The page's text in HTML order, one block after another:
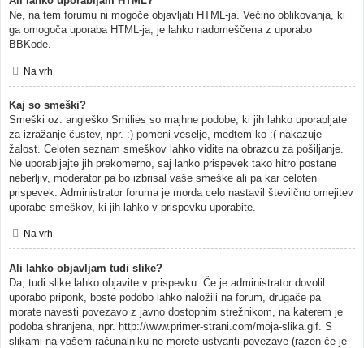
Ne, na tem forumu ni mogoče objavljati HTML-ja. Večino oblikovanja, ki
ga omogoča uporaba HTML-ja, je lahko nadomeščena z uporabo
BBKode.
Na vrh
Kaj so smeški?
Smeški oz. angleško Smilies so majhne podobe, ki jih lahko uporabljate
za izražanje čustev, npr. :) pomeni veselje, medtem ko :( nakazuje
žalost. Celoten seznam smeškov lahko vidite na obrazcu za pošiljanje.
Ne uporabljajte jih prekomerno, saj lahko prispevek tako hitro postane
neberljiv, moderator pa bo izbrisal vaše smeške ali pa kar celoten
prispevek. Administrator foruma je morda celo nastavil številčno omejitev
uporabe smeškov, ki jih lahko v prispevku uporabite.
Na vrh
Ali lahko objavljam tudi slike?
Da, tudi slike lahko objavite v prispevku. Če je administrator dovolil
uporabo priponk, boste podobo lahko naložili na forum, drugače pa
morate navesti povezavo z javno dostopnim strežnikom, na katerem je
podoba shranjena, npr. http://www.primer-strani.com/moja-slika.gif. S
slikami na vašem računalniku ne morete ustvariti povezave (razen če je